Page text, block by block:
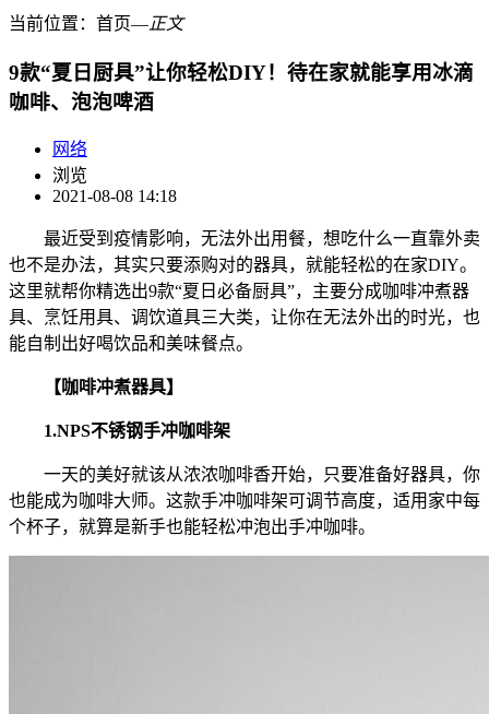
当前位置： 首页―正文
9款“夏日厨具”让你轻松DIY！待在家就能享用冰滴
咖啡、泡泡啤酒
网络
浏览
2021-08-08 14:18
最近受到疫情影响，无法外出用餐，想吃什么一直靠外卖
也不是办法，其实只要添购对的器具，就能轻松的在家DIY。
这里就帮你精选出9款“夏日必备厨具”，主要分成咖啡冲煮器
具、烹饪用具、调饮道具三大类，让你在无法外出的时光，也
能自制出好喝饮品和美味餐点。
【咖啡冲煮器具】
1.NPS不锈钢手冲咖啡架
一天的美好就该从浓浓咖啡香开始，只要准备好器具，你
也能成为咖啡大师。这款手冲咖啡架可调节高度，适用家中每
个杯子，就算是新手也能轻松冲泡出手冲咖啡。